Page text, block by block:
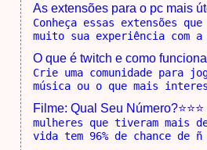
As extensões para o pc mais
Conheça essas extensões
muito sua experiência com
O que é twitch e como
Crie uma comunidade para
música ou o que mais
Filme: Qual Seu Número?⭐⭐⭐
mulheres que tiveram mais
vida tem 96% de chance de ñ